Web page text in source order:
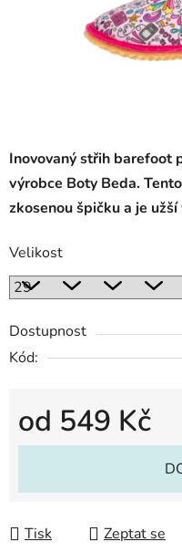
Inovovaný střih barefoot
výrobce Boty Beda.
zkosenou špičku a je
Velikost
Dostupnost
Kód:
od 549 Kč
Měrná cena:
Tisk Zeptat se